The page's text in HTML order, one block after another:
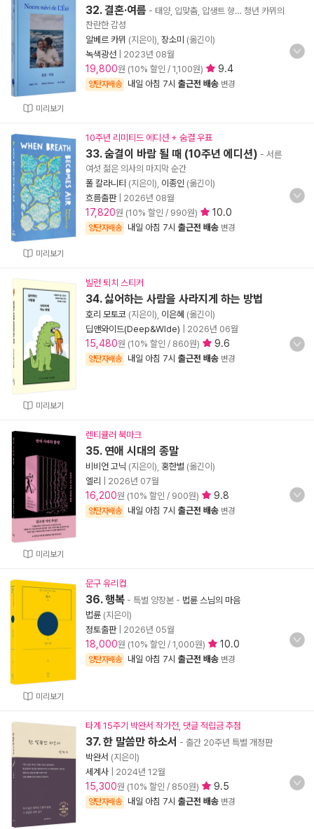
미리보기
32. 결혼·여름 - 태양, 입맞춤, 압생트 향… 청년 카뮈의
찬란한 감성
알베르 카뮈 (지은이), 장소미 (옮긴이)
녹색광선
2023년 08월
19,800원 (10% 할인 / 1,100원) 9.4
양탄자배송 내일 아침 7시 출근전 배송 변경
미리보기
10주년 리미티드 에디션 + 숨결 우표
33. 숨결이 바람 될 때 (10주년 에디션) - 서른
여섯 젊은 의사의 마지막 순간
폴 칼라니티 (지은이), 이종인 (옮긴이)
흐름출판| 2026년 08월
17,820원 (10% 할인 / 990원) 10.0
양탄자배송 내일 아침 7시 출근전 배송 변경
미리보기
빌런 퇴치 스티커
34. 싫어하는 사람을 사라지게 하는 방법
호리 모토코 (지은이), 이은혜 (옮긴이)
딥앤와이드(Deep&WIde)
2026년 06월
15,480원 (10% 할인 / 860원) 9.6
양탄자배송 내일 아침 7시 출근전 배송 변경
미리보기
렌티큘러 북마크
35. 연애 시대의 종말
비비언 고닉 (지은이), 홍한별 (옮긴이)
엘리
2026년 07월
16,200원 (10% 할인 / 900원) 9.8
양탄자배송 내일 아침 7시 출근전 배송 변경
미리보기
문구 유리컵
36. 행복 - 특별 양장본 - 법륜 스님의 마음
법륜 (지은이)
정토출판| 2026년 05월
18,000원 (10% 할인 / 1,000원) 10.0
양탄자배송 내일 아침 7시 출근전 배송 변경
타계 15주기 박완서 작가전, 댓글 적립금 추첨
37. 한 말씀만 하소서 - 출간 20주년 특별 개정판
박완서 (지은이)
세계사
2024년 12월
15,300원 (10% 할인 / 850원) 9.5
양탄자배송 내일 아침 7시 출근전 배송 변경